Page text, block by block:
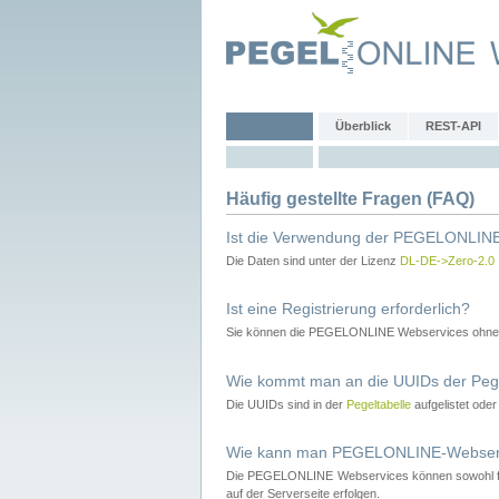
Überblick REST-API
Häufig gestellte Fragen (FAQ)
Ist die Verwendung der
Die Daten sind unter der Lizenz DL-DE->Zero-2.0
Ist eine Registrierung erforderlich?
Sie können die PEGELONLINE Webservices
Wie kommt man an die UUIDs der
Die UUIDs sind in der Pegeltabelle aufgelistet
Wie kann man PEGELONLINE-
Die PEGELONLINE Webservices können
auf der Serverseite erfolgen.